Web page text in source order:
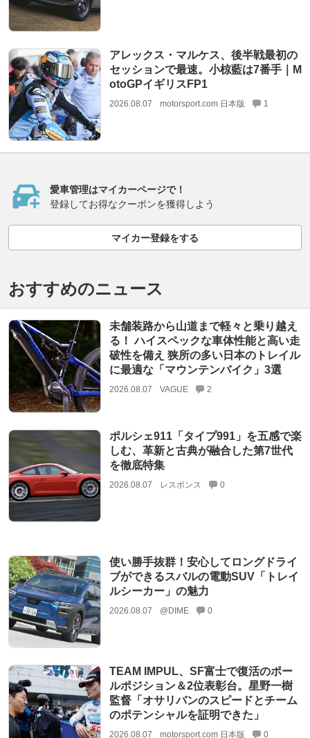
アレックス・マルケス、後半戦最初の
セッションで最速。小椋藍は7番手｜M
otoGPイギリスFP1
2026.08.07 motorsport.com 日本版 1
愛車管理はマイカーページで！
登録してお得なクーポンを獲得しよう
マイカー登録をする
おすすめのニュース
未舗装路から山道まで軽々と乗り越え
る！ ハイスペックな車体性能と高い走
破性を備え 狭所の多い日本のトレイル
に最適な「マウンテンバイク」3選
2026.08.07 VAGUE 2
ポルシェ911「タイプ991」を五感で楽
しむ、革新と古典が融合した第7世代
を徹底特集
2026.08.07 レスポンス 0
使い勝手抜群！安心してロングドライ
ブができるスバルの電動SUV「トレイ
ルシーカー」の魅力
2026.08.07 @DIME 0
TEAM IMPUL、SF富士で復活のポー
ルポジション＆2位表彰台。星野一樹
監督「オサリバンのスピードとチーム
のポテンシャルを証明できた」
2026.08.07 motorsport.com 日本版 0